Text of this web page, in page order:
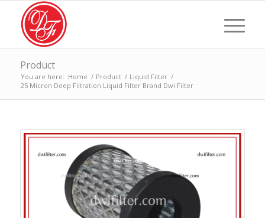
Product
You are here: Home / Product / Liquid Filter /
25 Micron Deep Filtration Liquid Filter Brand Dwi Filter